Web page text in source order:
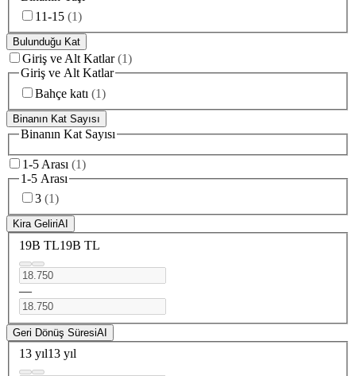
11-15 (1)
Bulunduğu Kat
Giriş ve Alt Katlar (1)
Giriş ve Alt Katlar
Bahçe katı (1)
Binanın Kat Sayısı
Binanın Kat Sayısı
1-5 Arası (1)
1-5 Arası
3 (1)
Kira GeliriAI
19B TL19B TL
—
Geri Dönüş SüresiAI
13 yıl13 yıl